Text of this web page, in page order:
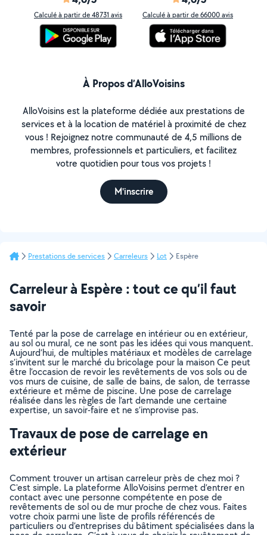
Calculé à partir de 48731 avis Calculé à partir de 66000 avis
À Propos d’AlloVoisins
AlloVoisins est la plateforme dédiée aux prestations de
services et à la location de matériel à proximité de chez
vous ! Rejoignez notre communauté de 4,5 millions de
membres, professionnels et particuliers, et facilitez
votre quotidien pour tous vos projets !
M'inscrire
Prestations de services Carreleurs Lot Espère
Carreleur à Espère : tout ce qu’il faut
savoir
Tenté par la pose de carrelage en intérieur ou en extérieur,
au sol ou mural, ce ne sont pas les idées qui vous manquent.
Aujourd’hui, de multiples matériaux et modèles de carrelage
s’invitent sur le marché du bricolage pour la maison Ce peut
être l’occasion de revoir les revêtements de vos sols ou de
vos murs de cuisine, de salle de bains, de salon, de terrasse
extérieure et même de piscine. Une pose de carrelage
réalisée dans les règles de l’art demande une certaine
expertise, un savoir-faire et ne s’improvise pas.
Travaux de pose de carrelage en
extérieur
Comment trouver un artisan carreleur près de chez moi ?
C'est simple. La plateforme AlloVoisins permet d’entrer en
contact avec une personne compétente en pose de
revêtements de sol ou de mur proche de chez vous. Faites
votre choix parmi une liste de profils référencés de
particuliers ou d’entreprises du bâtiment spécialisées dans la